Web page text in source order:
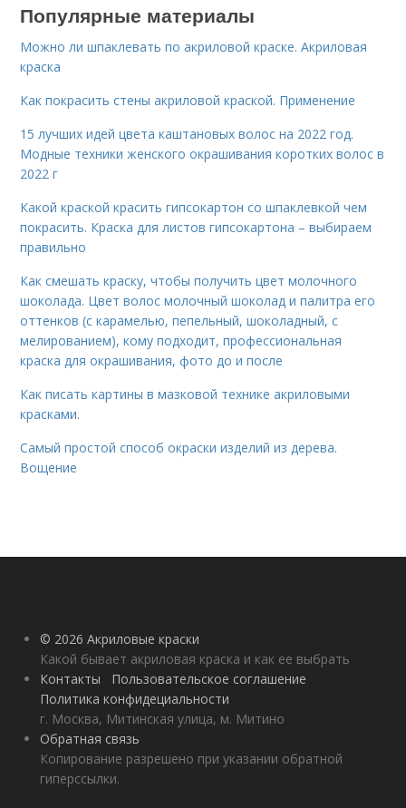
Популярные материалы
Можно ли шпаклевать по акриловой краске. Акриловая
краска
Как покрасить стены акриловой краской. Применение
15 лучших идей цвета каштановых волос на 2022 год.
Модные техники женского окрашивания коротких волос в
2022 г
Какой краской красить гипсокартон со шпаклевкой чем
покрасить. Краска для листов гипсокартона – выбираем
правильно
Как смешать краску, чтобы получить цвет молочного
шоколада. Цвет волос молочный шоколад и палитра его
оттенков (с карамелью, пепельный, шоколадный, с
мелированием), кому подходит, профессиональная
краска для окрашивания, фото до и после
Как писать картины в мазковой технике акриловыми
красками.
Самый простой способ окраски изделий из дерева.
Вощение
© 2026 Акриловые краски
Какой бывает акриловая краска и как ее выбрать
Контакты
Пользовательское соглашение
Политика конфидециальности
г. Москва, Митинская улица, м. Митино
Обратная связь
Копирование разрешено при указании обратной
гиперссылки.